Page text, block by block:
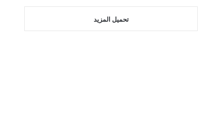
تحميل المزيد